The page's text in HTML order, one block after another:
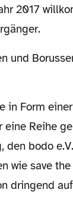
2017
Reihe
bodo
wie save
dringend